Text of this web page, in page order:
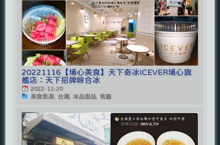
20221116【埔心美食】天下奇冰ICEVER埔心旗
艦店：天下招牌綜合冰
2022-11-20
美食悠遊, 台灣, 冰品甜品, 桃園